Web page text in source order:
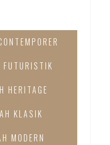
FUTURISTIK
HERITAGE
KLASIK
MODERN